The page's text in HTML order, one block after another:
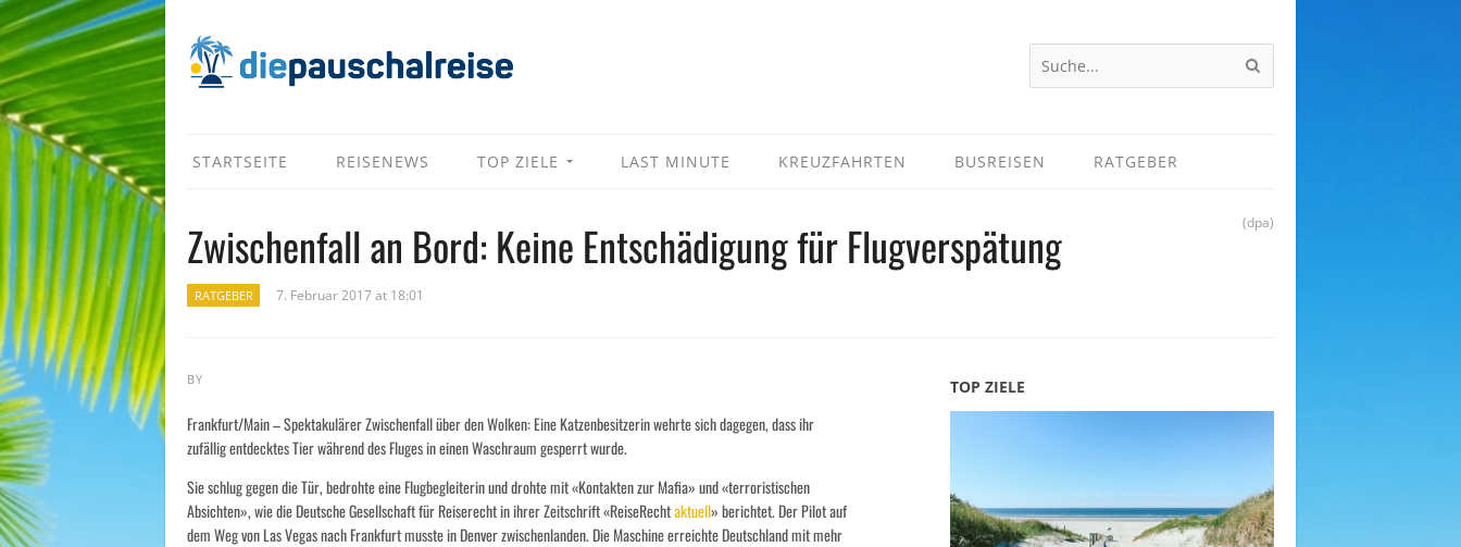
STARTSEITE REISENEWS TOP ZIELE LAST MINUTE KREUZFAHRTEN BUSREISEN RATGEBER
Zwischenfall an Bord: Keine Entschädigung für Flugverspätung (dpa)
RATGEBER 7. Februar 2017 at 18:01
BY
Frankfurt/Main – Spektakulärer Zwischenfall über den Wolken: Eine Katzenbesitzerin wehrte sich dagegen, dass ihr
zufällig entdecktes Tier während des Fluges in einen Waschraum gesperrt wurde.
Sie schlug gegen die Tür, bedrohte eine Flugbegleiterin und drohte mit «Kontakten zur Mafia» und «terroristischen
Absichten», wie die Deutsche Gesellschaft für Reiserecht in ihrer Zeitschrift «ReiseRechtaktuell» berichtet. Der Pilot auf
dem Weg von Las Vegas nach Frankfurt musste in Denver zwischenlanden. Die Maschine erreichte Deutschland mit mehr
TOP ZIELE